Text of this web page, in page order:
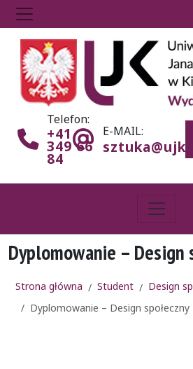
Telefon:
+41
349 66
84
E-MAIL:
Dyplomowanie – Design
Strona główna Student
Design
Dyplomowanie – Design społeczny